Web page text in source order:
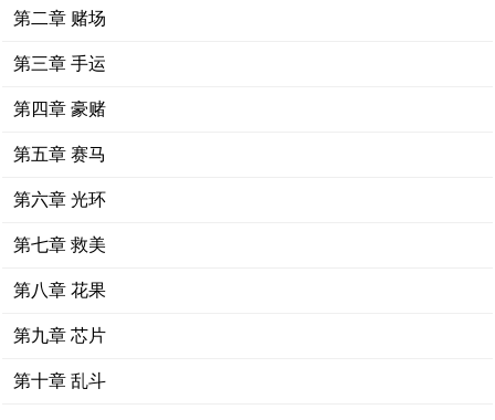
第二章 赌场
第三章 手运
第四章 豪赌
第五章 赛马
第六章 光环
第七章 救美
第八章 花果
第九章 芯片
第十章 乱斗